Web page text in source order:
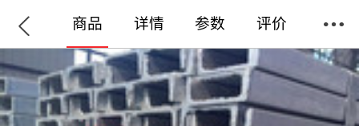
商品 详情 参数 评价